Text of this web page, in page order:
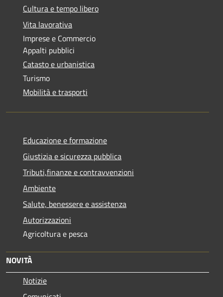
Cultura e tempo libero
Vita lavorativa
Imprese e Commercio
Appalti pubblici
Catasto e urbanistica
Turismo
Mobilità e trasporti
Educazione e formazione
Giustizia e sicurezza pubblica
Tributi,finanze e contravvenzioni
Ambiente
Salute, benessere e assistenza
Autorizzazioni
Agricoltura e pesca
NOVITÀ
Notizie